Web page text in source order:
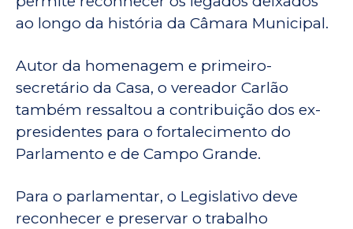
ao longo da história da Câmara Municipal.
Autor da homenagem e primeiro-
secretário da Casa, o vereador Carlão
também ressaltou a contribuição dos ex-
presidentes para o fortalecimento do
Parlamento e de Campo Grande.
Para o parlamentar, o Legislativo deve
reconhecer e preservar o trabalho